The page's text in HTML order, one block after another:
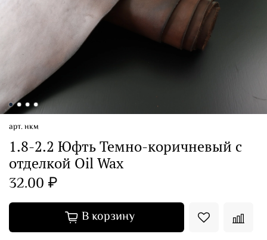
арт.нкм
1.8-2.2 Юфть Темно-коричневый с
отделкой Oil Wax
32.00 ₽
В корзину